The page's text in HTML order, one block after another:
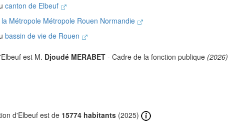
canton de Elbeuf
la Métropole Métropole Rouen Normandie
bassin de vie de Rouen
est M. Djoudé MERABET - Cadre de la fonction publique (2026)
d'Elbeuf est de 15774 habitants (2025)